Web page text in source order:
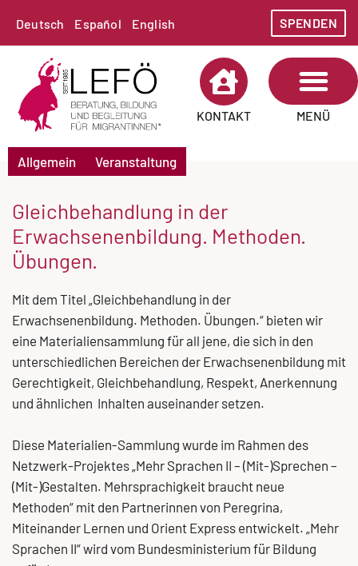
Deutsch Español English SPENDEN
KONTAKT MENÜ
Allgemein Veranstaltung
Gleichbehandlung in der
Erwachsenenbildung. Methoden.
Übungen.
Mit dem Titel „Gleichbehandlung in der
Erwachsenenbildung. Methoden. Übungen.“ bieten wir
eine Materialiensammlung für all jene, die sich in den
unterschiedlichen Bereichen der Erwachsenenbildung mit
Gerechtigkeit, Gleichbehandlung, Respekt, Anerkennung
und ähnlichen Inhalten auseinander setzen.
Diese Materialien-Sammlung wurde im Rahmen des
Netzwerk-Projektes „Mehr Sprachen II – (Mit-)Sprechen –
(Mit-)Gestalten. Mehrsprachigkeit braucht neue
Methoden“ mit den Partnerinnen von Peregrina,
Miteinander Lernen und Orient Express entwickelt. „Mehr
Sprachen II“ wird vom Bundesministerium für Bildung